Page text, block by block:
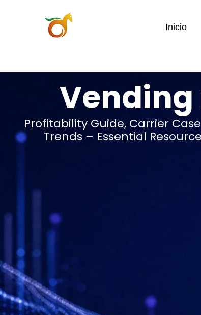
Inicio
Profitability Guide, Carrier
Trends – Essential